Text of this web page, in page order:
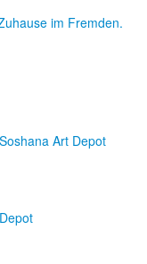
Ausstellungen
im Fremden.
Art Depot